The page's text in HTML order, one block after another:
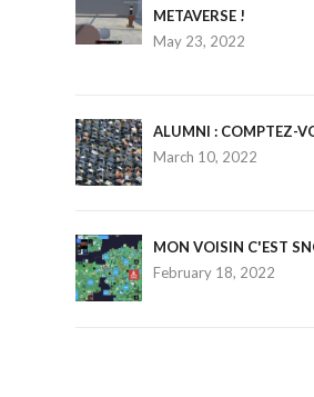
METAVERSE !
May 23, 2022
ALUMNI : COMPTEZ-
March 10, 2022
MON VOISIN C'EST
February 18, 2022